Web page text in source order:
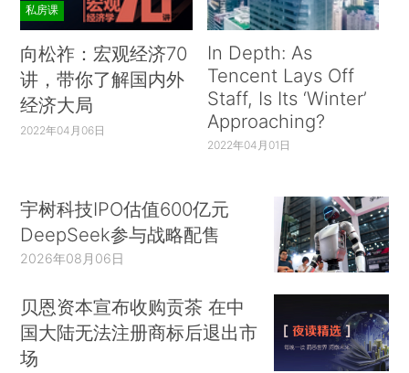
私房课
向松祚：宏观经济70
讲，带你了解国内外
经济大局
2022年04月06日
In Depth: As
Tencent Lays Off
Staff, Is Its ‘Winter’
Approaching?
2022年04月01日
宇树科技IPO估值600亿元
DeepSeek参与战略配售
2026年08月06日
贝恩资本宣布收购贡茶 在中
国大陆无法注册商标后退出市
场